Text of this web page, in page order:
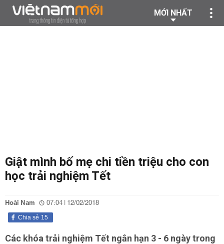
MỚI NHẤT
Giật mình bố mẹ chi tiền triệu cho con
học trải nghiệm Tết
Hoài Nam 07:04 | 12/02/2018
15
Chia sẻ
Các khóa trải nghiệm Tết ngắn hạn 3 - 6 ngày trong